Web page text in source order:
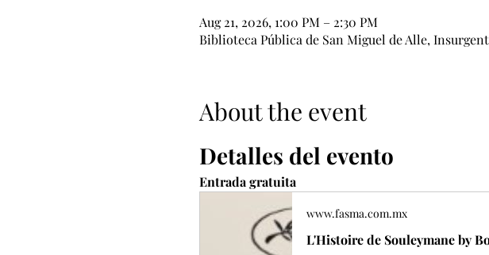
Aug 21, 2026, 1:00 PM – 2:30 PM
Biblioteca Pública de San Miguel de Alle,
About the event
Detalles del evento
Entrada gratuita
www.fasma.com.mx
L'Histoire de Souleymane by